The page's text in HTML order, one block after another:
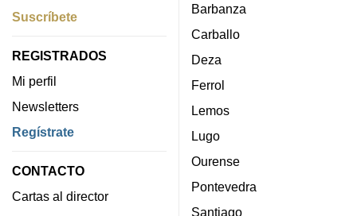
Suscríbete
REGISTRADOS
Mi perfil
Newsletters
Regístrate
CONTACTO
Cartas al director
Barbanza
Carballo
Deza
Ferrol
Lemos
Lugo
Ourense
Pontevedra
Santiago